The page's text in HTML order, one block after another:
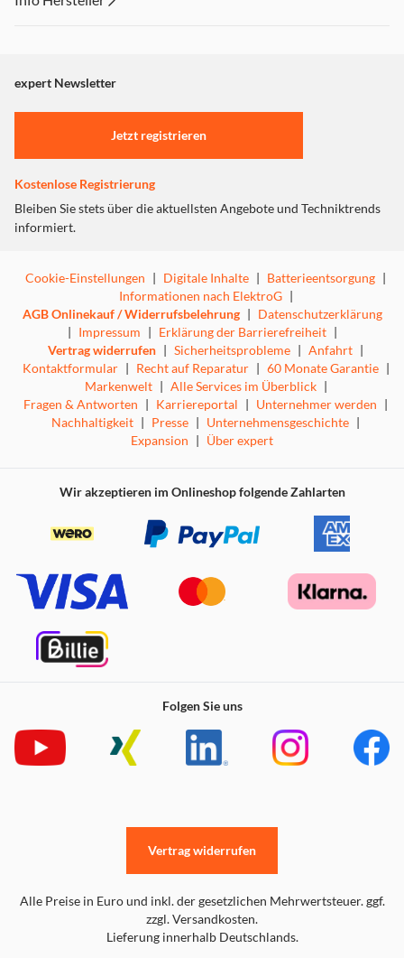
ist und gefahrlos aufgeladen werden kann. Außerdem
trägt sein robustes und energieeffizientes Design dazu
bei, unnötigen Stromverbrauch und Überhitzung zu
*Anschlussstecker für andere (nicht mehr aktive) Marken sind über das
Trust Helpdesk kostenlos erhältlich. Besuchen Sie trust.com/22141
"Marketing".
Einstellungen anpassen
expert Newsletter
Jetzt registrieren
Kostenlose Registrierung
Bleiben Sie stets über die aktuellsten Angebote und Techniktrends
informiert.
Cookie-Einstellungen | Digitale Inhalte | Batterieentsorgung |
Informationen nach ElektroG |
AGB Onlinekauf / Widerrufsbelehrung | Datenschutzerklärung
| Impressum | Erklärung der Barrierefreiheit |
Vertrag widerrufen | Sicherheitsprobleme | Anfahrt |
Kontaktformular | Recht auf Reparatur | 60 Monate Garantie |
Markenwelt | Alle Services im Überblick |
Fragen & Antworten | Karriereportal | Unternehmer werden |
Nachhaltigkeit | Presse | Unternehmensgeschichte |
Expansion | Über expert
Wir akzeptieren im Onlineshop folgende Zahlarten
Folgen Sie uns
Alle Preise in Euro und inkl. der gesetzlichen Mehrwertsteuer. ggf.
zzgl. Versandkosten.
Lieferung innerhalb Deutschlands.
Vertrag widerrufen